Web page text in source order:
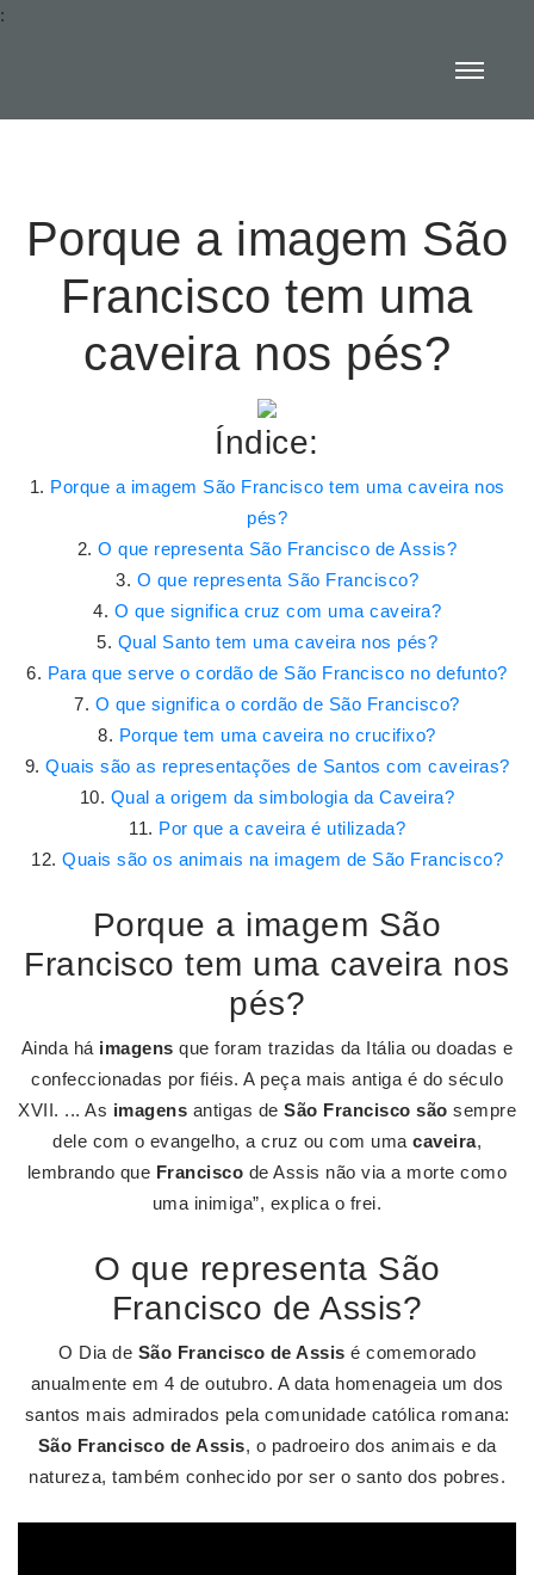
:
Porque a imagem São
Francisco tem uma
caveira nos pés?
Índice:
Porque a imagem São Francisco tem uma caveira nos
pés?
O que representa São Francisco de Assis?
O que representa São Francisco?
O que significa cruz com uma caveira?
Qual Santo tem uma caveira nos pés?
Para que serve o cordão de São Francisco no defunto?
O que significa o cordão de São Francisco?
Porque tem uma caveira no crucifixo?
Quais são as representações de Santos com caveiras?
Qual a origem da simbologia da Caveira?
Por que a caveira é utilizada?
Quais são os animais na imagem de São Francisco?
Porque a imagem São
Francisco tem uma caveira nos
pés?
Ainda há imagens que foram trazidas da Itália ou doadas e
confeccionadas por fiéis. A peça mais antiga é do século
XVII. ... As imagens antigas de São Francisco são sempre
dele com o evangelho, a cruz ou com uma caveira,
lembrando que Francisco de Assis não via a morte como
uma inimiga”, explica o frei.
O que representa São
Francisco de Assis?
O Dia de São Francisco de Assis é comemorado
anualmente em 4 de outubro. A data homenageia um dos
santos mais admirados pela comunidade católica romana:
São Francisco de Assis, o padroeiro dos animais e da
natureza, também conhecido por ser o santo dos pobres.